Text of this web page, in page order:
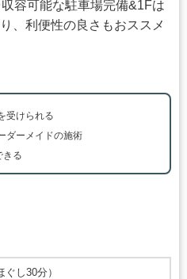
容可能な駐車場完備&1Fは
、利便性の良さもおススメ
受けられる
ダーメイドの施術
きる
し30分）